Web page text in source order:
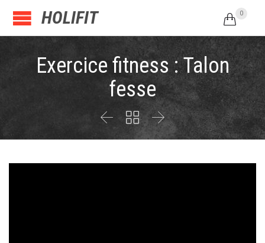
HOLIFIT  0
Exercice fitness : Talon
fesse
  